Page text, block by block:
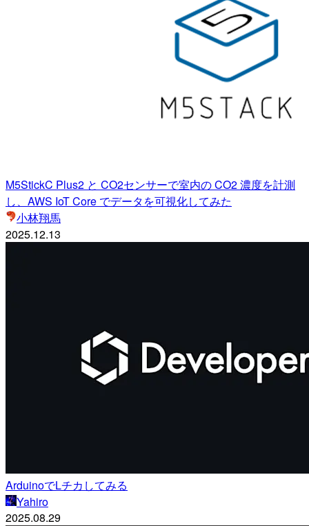
M5StickC Plus2 と CO2センサーで室内の CO2 濃度を計測
し、AWS IoT Core でデータを可視化してみた
小林翔馬
2025.12.13
ArduinoでLチカしてみる
Yahiro
2025.08.29